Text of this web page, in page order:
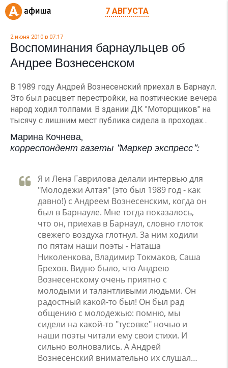
7 АВГУСТА
2 июня 2010 в 07:17
Воспоминания барнаульцев об
Андрее Вознесенском
В 1989 году Андрей Вознесенский приехал в Барнаул.
Это был расцвет перестройки, на поэтические вечера
народ ходил толпами. В здании ДК "Моторщиков" на
тысячу с лишним мест публика сидела в проходах...
Марина Кочнева,
корреспондент газеты "Маркер экспресс":
Я и Лена Гаврилова делали интервью для
"Молодежи Алтая" (это был 1989 год - как
давно!) с Андреем Вознесенским, когда он
был в Барнауле. Мне тогда показалось,
что он, приехав в Барнаул, словно глоток
свежего воздуха глотнул. За ним ходили
по пятам наши поэты - Наташа
Николенкова, Владимир Токмаков, Саша
Брехов. Видно было, что Андрею
Вознесенскому очень приятно с
молодыми и талантливыми людьми. Он
радостный какой-то был! Он был рад
общению с молодежью: помню, мы
сидели на какой-то "тусовке" ночью и
наши поэты читали ему свои стихи. И
сильно волновались. А Андрей
Вознесенский внимательно их слушал…